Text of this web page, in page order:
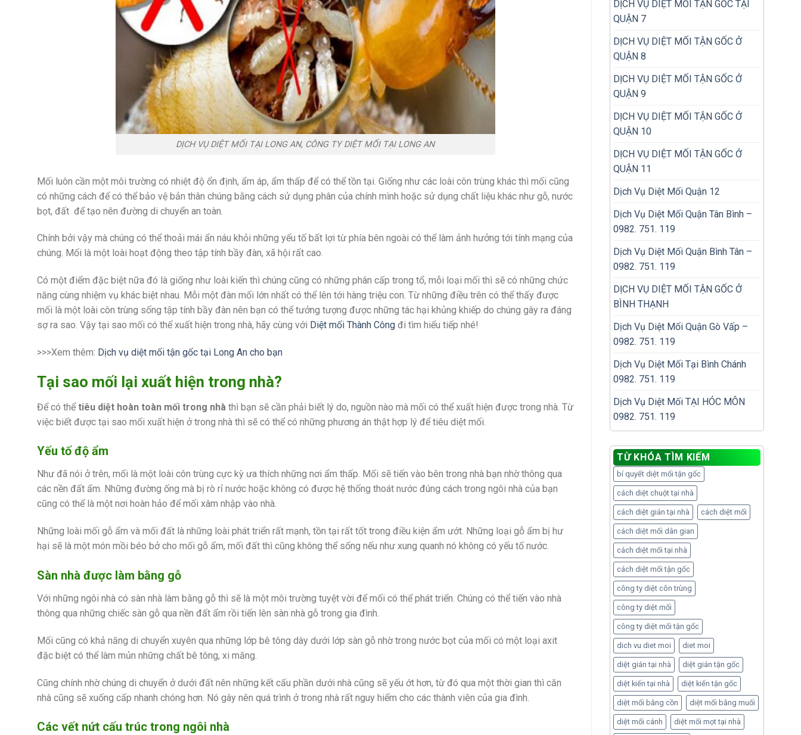
DỊCH VỤ DIỆT MỐI TẠI LONG AN, CÔNG TY DIỆT MỐI TẠI LONG AN
Mối luôn cần một môi trường có nhiệt độ ổn định, ẩm áp, ẩm thấp để có thể tồn tại. Giống như các loài côn trùng khác thì mối cũng
có những cách để có thể bảo vệ bản thân chúng bằng cách sử dụng phân của chính mình hoặc sử dụng chất liệu khác như gỗ, nước
bọt, đất để tạo nên đường di chuyển an toàn.
Chính bởi vậy mà chúng có thể thoải mái ẩn náu khỏi những yếu tố bất lợi từ phía bên ngoài có thể làm ảnh hưởng tới tính mạng của
chúng. Mối là một loài hoạt động theo tập tính bầy đàn, xã hội rất cao.
Có một điểm đặc biệt nữa đó là giống như loài kiến thì chúng cũng có những phân cấp trong tổ, mỗi loại mối thì sẽ có những chức
năng cùng nhiệm vụ khác biệt nhau. Mỗi một đàn mối lớn nhất có thể lên tới hàng triệu con. Từ những điều trên có thể thấy được
mối là một loài côn trùng sống tập tính bầy đàn nên bạn có thể tưởng tượng được những tác hại khủng khiếp do chúng gây ra đáng
sợ ra sao. Vậy tại sao mối có thể xuất hiện trong nhà, hãy cùng với Diệt mối Thành Công đi tìm hiểu tiếp nhé!
>>>Xem thêm: Dịch vụ diệt mối tận gốc tại Long An cho bạn
Tại sao mối lại xuất hiện trong nhà?
Để có thểtiêu diệt hoàn toàn mối trong nhà thì bạn sẽ cần phải biết lý do, nguồn nào mà mối có thể xuất hiện được trong nhà. Từ
việc biết được tại sao mối xuất hiện ở trong nhà thì sẽ có thể có những phương án thật hợp lý để tiêu diệt mối.
Yếu tố độ ẩm
Như đã nói ở trên, mối là một loài côn trùng cực kỳ ưa thích những nơi ẩm thấp. Mối sẽ tiến vào bên trong nhà bạn nhờ thông qua
các nền đất ẩm. Những đường ống mà bị rò rỉ nước hoặc không có được hệ thống thoát nước đúng cách trong ngôi nhà của bạn
cũng có thể là một nơi hoàn hảo để mối xâm nhập vào nhà.
Những loài mối gỗ ẩm và mối đất là những loài phát triển rất mạnh, tồn tại rất tốt trong điều kiện ẩm ướt. Những loại gỗ ẩm bị hư
hại sẽ là một món mồi béo bở cho mối gỗ ẩm, mối đất thì cũng không thể sống nếu như xung quanh nó không có yếu tố nước.
Sàn nhà được làm bằng gỗ
Với những ngôi nhà có sàn nhà làm bằng gỗ thì sẽ là một môi trường tuyệt vời để mối có thể phát triển. Chúng có thể tiến vào nhà
thông qua những chiếc sàn gỗ qua nền đất ẩm rồi tiến lên sàn nhà gỗ trong gia đình.
Mối cũng có khả năng di chuyển xuyên qua những lớp bê tông dày dưới lớp sàn gỗ nhờ trong nước bọt của mối có một loại axit
đặc biệt có thể làm mủn những chất bê tông, xi măng.
Cũng chính nhờ chúng di chuyển ở dưới đất nên những kết cấu phần dưới nhà cũng sẽ yếu ớt hơn, từ đó qua một thời gian thì căn
nhà cũng sẽ xuống cấp nhanh chóng hơn. Nó gây nên quá trình ở trong nhà rất nguy hiểm cho các thành viên của gia đình.
Các vết nứt cấu trúc trong ngôi nhà
DỊCH VỤ DIỆT MỐI TẬN GỐC TẠI
QUẬN 7
DỊCH VỤ DIỆT MỐI TẬN GỐC Ở
QUẬN 8
DỊCH VỤ DIỆT MỐI TẬN GỐC Ở
QUẬN 9
DỊCH VỤ DIỆT MỐI TẬN GỐC Ở
QUẬN 10
DỊCH VỤ DIỆT MỐI TẬN GỐC Ở
QUẬN 11
Dịch Vụ Diệt Mối Quận 12
Dịch Vụ Diệt Mối Quận Tân Bình –
0982. 751. 119
Dịch Vụ Diệt Mối Quận Bình Tân –
0982. 751. 119
DỊCH VỤ DIỆT MỐI TẬN GỐC Ở
BÌNH THẠNH
Dịch Vụ Diệt Mối Quận Gò Vấp –
0982. 751. 119
Dịch Vụ Diệt Mối Tại Bình Chánh
0982. 751. 119
Dịch Vụ Diệt Mối TẠI HÓC MÔN
0982. 751. 119
TỪ KHÓA TÌM KIẾM
bí quyết diệt mối tận gốc
cách diệt chuột tại nhà
cách diệt gián tại nhà cách diệt mối
cách diệt mối dân gian
cách diệt mối tại nhà
cách diệt mối tận gốc
công ty diệt côn trùng
công ty diệt mối
công ty diệt mối tận gốc
dich vu diet moi diet moi
diệt gián tại nhà diệt gián tận gốc
diệt kiến tại nhà diệt kiến tận gốc
diệt mối bằng cồn diệt mối bằng muối
diệt mối cánh diệt mối mọt tại nhà